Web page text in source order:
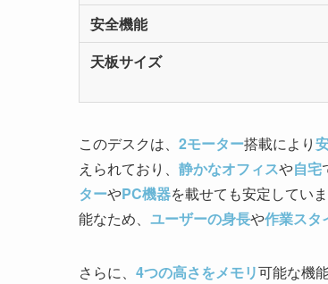
安全機能
天板サイズ
このデスクは、 2モーター搭載により
えられており、 静かなオフィスや自宅
ターやPC機器を載せても安定してい
能なため、 ユーザーの身長や作業スタ
さらに、 4つの高さをメモリ可能な機